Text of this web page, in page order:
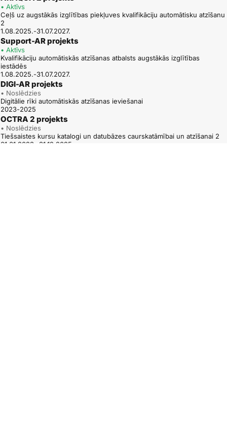
06.10.2016.
05.08.2016.
• Aktīvs
Ceļš uz augstākās izglītības piekļuves kvalifikāciju automātisku atzīšanu
2
1.08.2025.-31.07.2027.
Support-AR projekts
• Aktīvs
Kvalifikāciju automātiskās atzīšanas atbalsts augstākās izglītības
iestādēs
1.08.2025.-31.07.2027.
DIGI-AR projekts
• Noslēdzies
Digitālie rīki automātiskās atzīšanas ieviešanai
2023-2025
OCTRA 2 projekts
• Noslēdzies
Tiešsaistes kursu katalogi un datubāzes caurskatāmībai un atzīšanai 2
01.01.2023.-31.12.2025.